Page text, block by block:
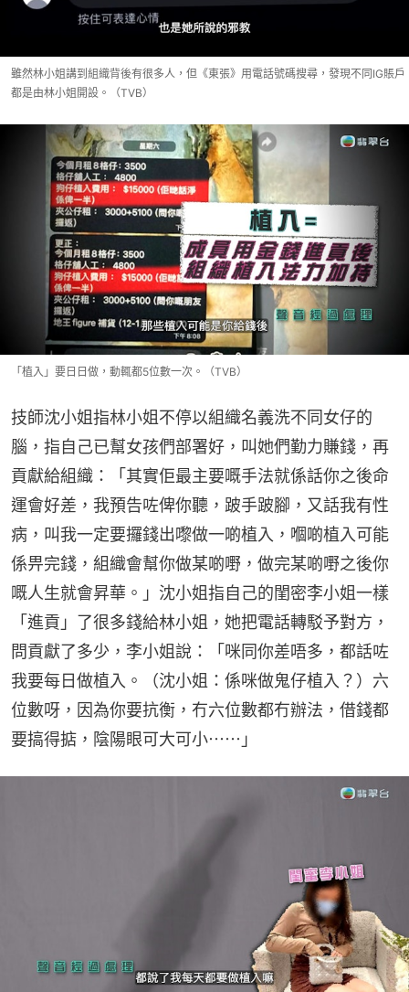
雖然林小姐講到組織背後有很多人，但《東張》用電話號碼搜尋，發現不同IG賬戶
都是由林小姐開設。（TVB）
「植入」要日日做，動輒都5位數一次。（TVB）
技師沈小姐指林小姐不停以組織名義洗不同女仔的
腦，指自己已幫女孩們部署好，叫她們勤力賺錢，再
貢獻給組織：「其實佢最主要嘅手法就係話你之後命
運會好差，我預告咗俾你聽，跛手跛腳，又話我有性
病，叫我一定要攞錢出嚟做一啲植入，嗰啲植入可能
係畀完錢，組織會幫你做某啲嘢，做完某啲嘢之後你
嘅人生就會昇華。」沈小姐指自己的閨密李小姐一樣
「進貢」了很多錢給林小姐，她把電話轉駁予對方，
問貢獻了多少，李小姐說：「咪同你差唔多，都話咗
我要每日做植入。（沈小姐：係咪做鬼仔植入？）六
位數呀，因為你要抗衡，冇六位數都冇辦法，借錢都
要搞得掂，陰陽眼可大可小⋯⋯」